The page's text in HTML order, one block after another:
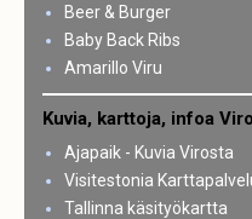
Beer & Burger
Baby Back Ribs
Amarillo Viru
Kuvia, karttoja, infoa
Ajapaik - Kuvia Virosta
Visitestonia
Tallinna käsityökartta